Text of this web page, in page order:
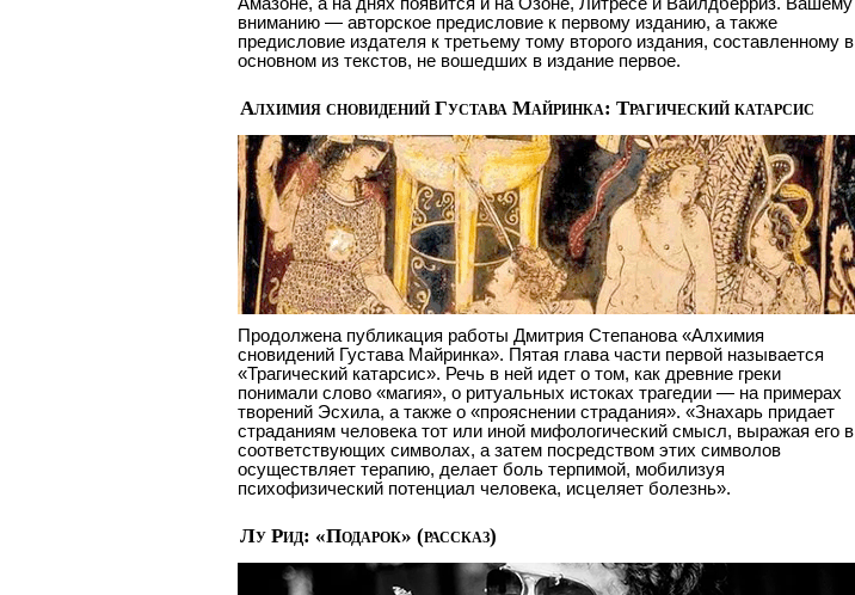
вниманию — авторское предисловие к первому изданию, а также
предисловие издателя к третьему тому второго издания, составленному в
основном из текстов, не вошедших в издание первое.
Алхимия сновидений Густава Майринка: Трагический катарсис
Продолжена публикация работы Дмитрия Степанова «Алхимия
сновидений Густава Майринка». Пятая глава части первой называется
«Трагический катарсис». Речь в ней идет о том, как древние греки
понимали слово «магия», о ритуальных истоках трагедии — на примерах
творений Эсхила, а также о «прояснении страдания». «Знахарь придает
страданиям человека тот или иной мифологический смысл, выражая его в
соответствующих символах, а затем посредством этих символов
осуществляет терапию, делает боль терпимой, мобилизуя
психофизический потенциал человека, исцеляет болезнь».
Лу Рид: «Подарок» (рассказ)